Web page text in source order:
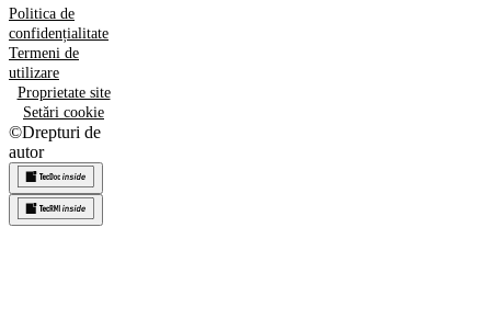
Politica de
confidențialitate
Termeni de
utilizare
Proprietate site
Setări cookie
©Drepturi de
autor